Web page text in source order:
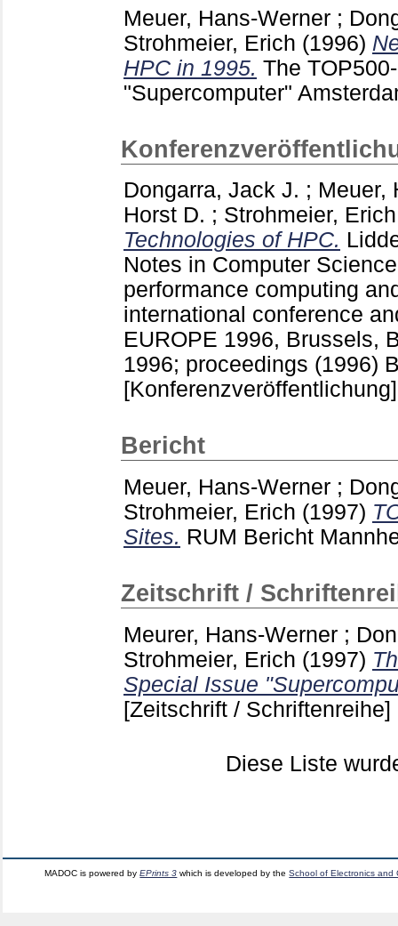
Meuer, Hans-Werner ;
Strohmeier, Erich (1996)
HPC in 1995. The
"Supercomputer"
Dongarra, Jack J. ; Meuer,
Horst D. ; Strohmeier, Erich
Technologies of HPC.
Notes in Computer
performance computing
international conference
EUROPE 1996, Brussels,
1996; proceedings (1996)
[Konferenzveröffentlichung]
Bericht
Meuer, Hans-Werner ;
Strohmeier, Erich (1997)
Sites. RUM Bericht
Zeitschrift /
Meurer, Hans-Werner ;
Strohmeier, Erich (1997)
Special Issue
[Zeitschrift / Schriftenreihe]
Diese Liste
MADOC is powered byEPrints 3 which is developed by theSchool of Electronics and